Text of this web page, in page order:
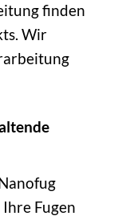
finden
Wir
Fugen